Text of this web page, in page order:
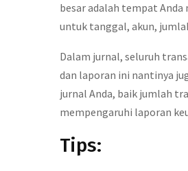
besar adalah tempat
untuk tanggal, akun,
Dalam jurnal, seluruh
dan laporan ini nantinya
jurnal Anda, baik jumlah
mempengaruhi laporan
Tips: